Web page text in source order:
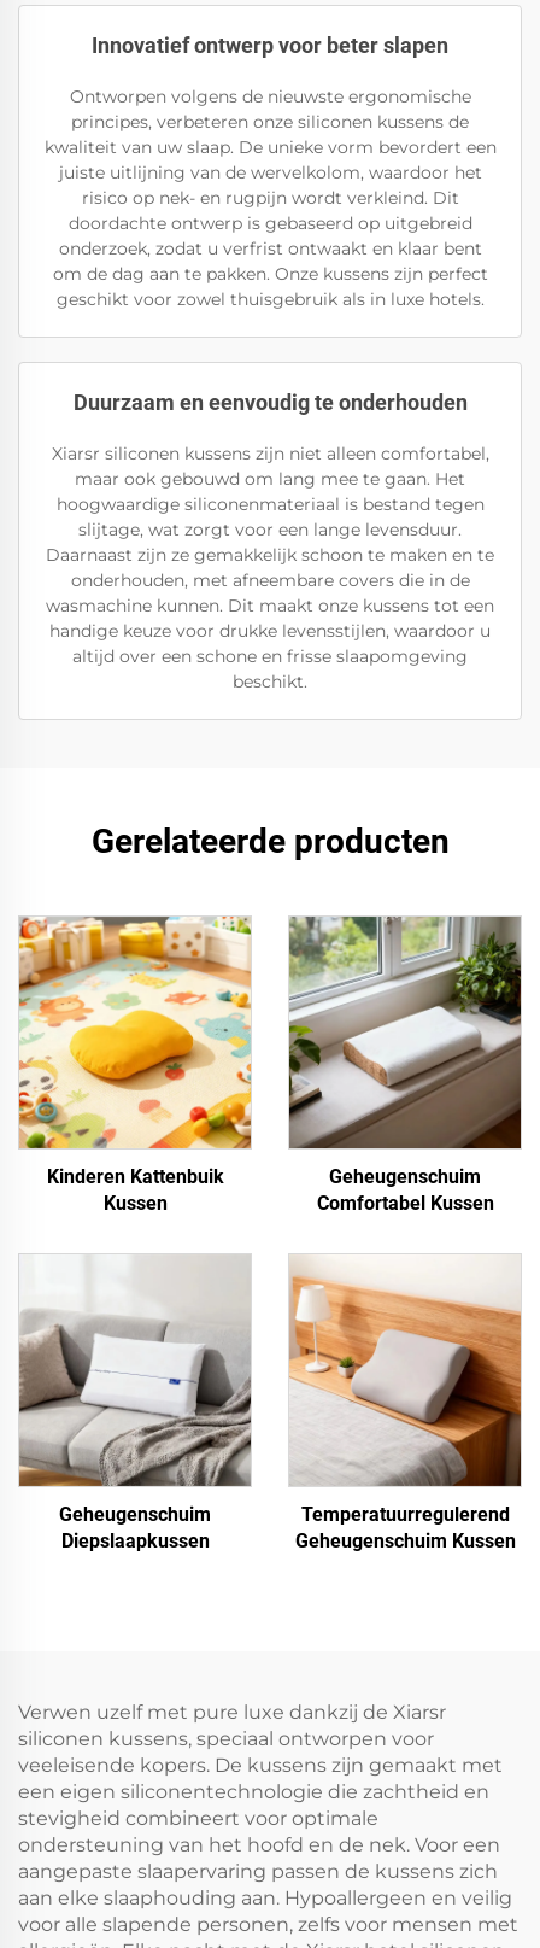
Innovatief ontwerp voor beter slapen
Ontworpen volgens de nieuwste ergonomische
principes, verbeteren onze siliconen kussens de
kwaliteit van uw slaap. De unieke vorm bevordert een
juiste uitlijning van de wervelkolom, waardoor het
risico op nek- en rugpijn wordt verkleind. Dit
doordachte ontwerp is gebaseerd op uitgebreid
onderzoek, zodat u verfrist ontwaakt en klaar bent
om de dag aan te pakken. Onze kussens zijn perfect
geschikt voor zowel thuisgebruik als in luxe hotels.
Duurzaam en eenvoudig te onderhouden
Xiarsr siliconen kussens zijn niet alleen comfortabel,
maar ook gebouwd om lang mee te gaan. Het
hoogwaardige siliconenmateriaal is bestand tegen
slijtage, wat zorgt voor een lange levensduur.
Daarnaast zijn ze gemakkelijk schoon te maken en te
onderhouden, met afneembare covers die in de
wasmachine kunnen. Dit maakt onze kussens tot een
handige keuze voor drukke levensstijlen, waardoor u
altijd over een schone en frisse slaapomgeving
beschikt.
Gerelateerde producten
Kinderen Kattenbuik
Kussen
Geheugenschuim
Comfortabel Kussen
Geheugenschuim
Diepslaapkussen
Temperatuurregulerend
Geheugenschuim Kussen
Verwen uzelf met pure luxe dankzij de Xiarsr
siliconen kussens, speciaal ontworpen voor
veeleisende kopers. De kussens zijn gemaakt met
een eigen siliconentechnologie die zachtheid en
stevigheid combineert voor optimale
ondersteuning van het hoofd en de nek. Voor een
aangepaste slaapervaring passen de kussens zich
aan elke slaaphouding aan. Hypoallergeen en veilig
voor alle slapende personen, zelfs voor mensen met